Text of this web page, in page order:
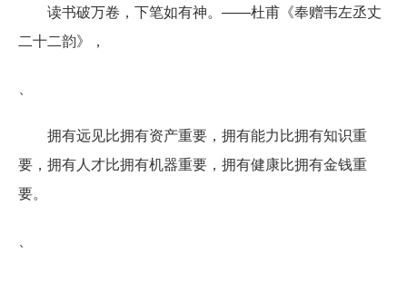
读书破万卷，下笔如有神。——杜甫《奉赠韦左丞丈
二十二韵》，
、
拥有远见比拥有资产重要，拥有能力比拥有知识重
要，拥有人才比拥有机器重要，拥有健康比拥有金钱重
要。
、